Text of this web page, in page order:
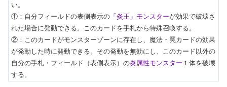
い。
①：自分フィールドの表側表示の 「炎王」モンスターが効果で破壊さ
れた場合に発動できる。このカードを手札から特殊召喚する。
②：このカードがモンスターゾーンに存在し、魔法・罠カードの効果
が発動した時に発動できる。その発動を無効にし、このカード以外の
自分の手札・フィールド（表側表示）の炎属性モンスター １体を破壊
する。